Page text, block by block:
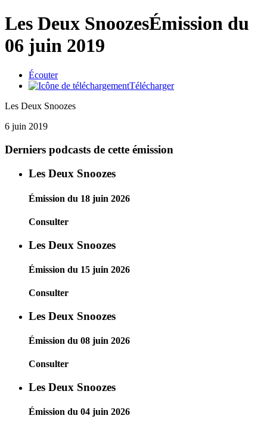
Les Deux SnoozesÉmission du
06 juin 2019
Écouter
Télécharger
Les Deux Snoozes
6 juin 2019
Derniers podcasts de cette émission
Les Deux Snoozes
Émission du 18 juin 2026
Consulter
Les Deux Snoozes
Émission du 15 juin 2026
Consulter
Les Deux Snoozes
Émission du 08 juin 2026
Consulter
Les Deux Snoozes
Émission du 04 juin 2026